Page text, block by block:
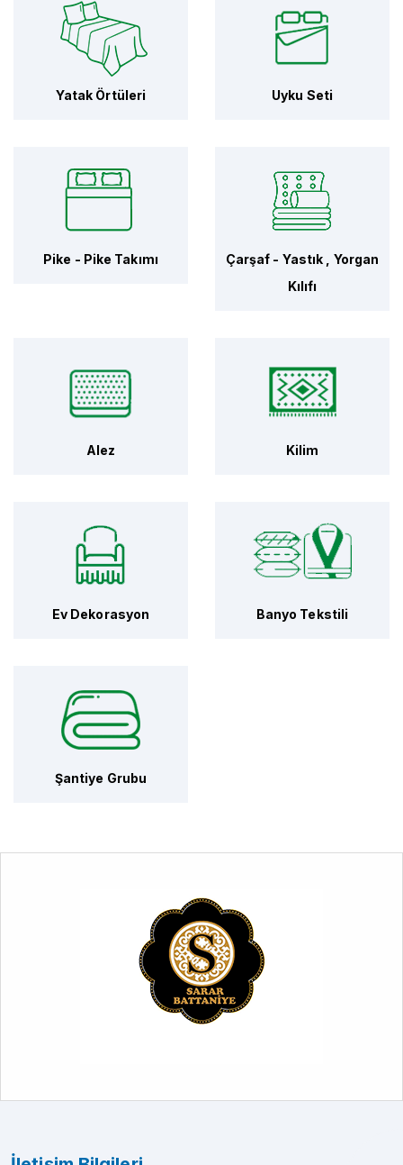
Yatak Örtüleri Uyku Seti
Pike - Pike Takımı
Çarşaf - Yastık , Yorgan
Kılıfı
Alez Kilim
Ev Dekorasyon Banyo Tekstili
Şantiye Grubu